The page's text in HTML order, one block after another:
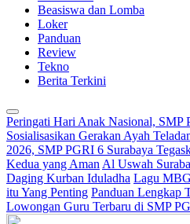
Beasiswa dan Lomba
Loker
Panduan
Review
Tekno
Berita Terkini
Peringati Hari Anak Nasional, SMP
Sosialisasikan Gerakan Ayah
2026, SMP PGRI 6 Surabaya
Kedua yang Aman Al Uswah
Daging Kurban Iduladha Lagu
itu Yang Penting Panduan Lengkap
Lowongan Guru Terbaru di SMP